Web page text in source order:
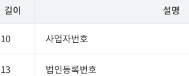
길이 설명
10 사업자번호
13 법인등록번호